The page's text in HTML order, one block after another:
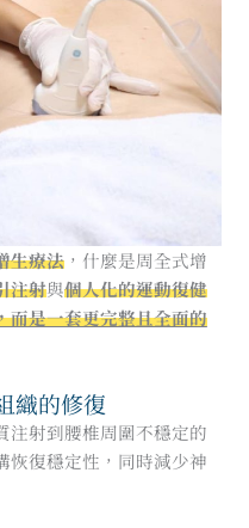
生療法，什麼是周全式增
注射與個人化的運動復健
而是一套更完整且全面的
織的修復
注射到腰椎周圍不穩定的
恢復穩定性，同時減少神